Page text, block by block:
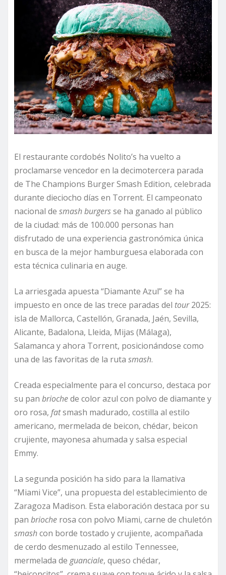
El restaurante cordobés Nolito’s ha vuelto a
proclamarse vencedor en la decimotercera parada
de The Champions Burger Smash Edition, celebrada
durante dieciocho días en Torrent. El campeonato
nacional de smash burgersse ha ganado al público
de la ciudad: más de 100.000 personas han
disfrutado de una experiencia gastronómica única
en busca de la mejor hamburguesa elaborada con
esta técnica culinaria en auge.
La arriesgada apuesta “Diamante Azul” se ha
impuesto en once de las trece paradas del tour2025:
isla de Mallorca, Castellón, Granada, Jaén, Sevilla,
Alicante, Badalona, Lleida, Mijas (Málaga),
Salamanca y ahora Torrent, posicionándose como
una de las favoritas de la ruta smash.
Creada especialmente para el concurso, destaca por
su pan briochede color azul con polvo de diamante y
oro rosa, fatsmash madurado, costilla al estilo
americano, mermelada de beicon, chédar, beicon
crujiente, mayonesa ahumada y salsa especial
Emmy.
La segunda posición ha sido para la llamativa
“Miami Vice”, una propuesta del establecimiento de
Zaragoza Madison. Esta elaboración destaca por su
pan brioche rosa con polvo Miami, carne de chuletón
smashcon borde tostado y crujiente, acompañada
de cerdo desmenuzado al estilo Tennessee,
mermelada de guanciale, queso chédar,